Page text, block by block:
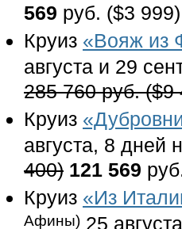
569 руб. ($3 999)
Круиз «Вояж из
августа и 29
285 760 руб. ($9
Круиз
августа, 8 дней
400) 121 569
Круиз «Из
Афины) 25